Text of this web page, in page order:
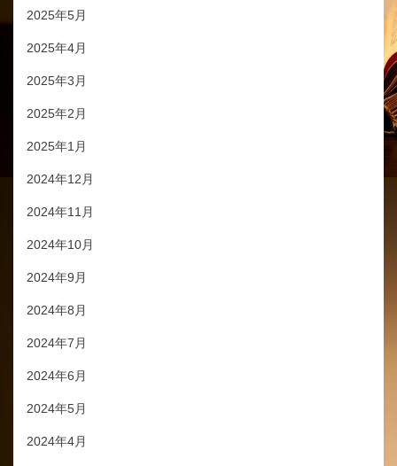
2025年5月
2025年4月
2025年3月
2025年2月
2025年1月
2024年12月
2024年11月
2024年10月
2024年9月
2024年8月
2024年7月
2024年6月
2024年5月
2024年4月